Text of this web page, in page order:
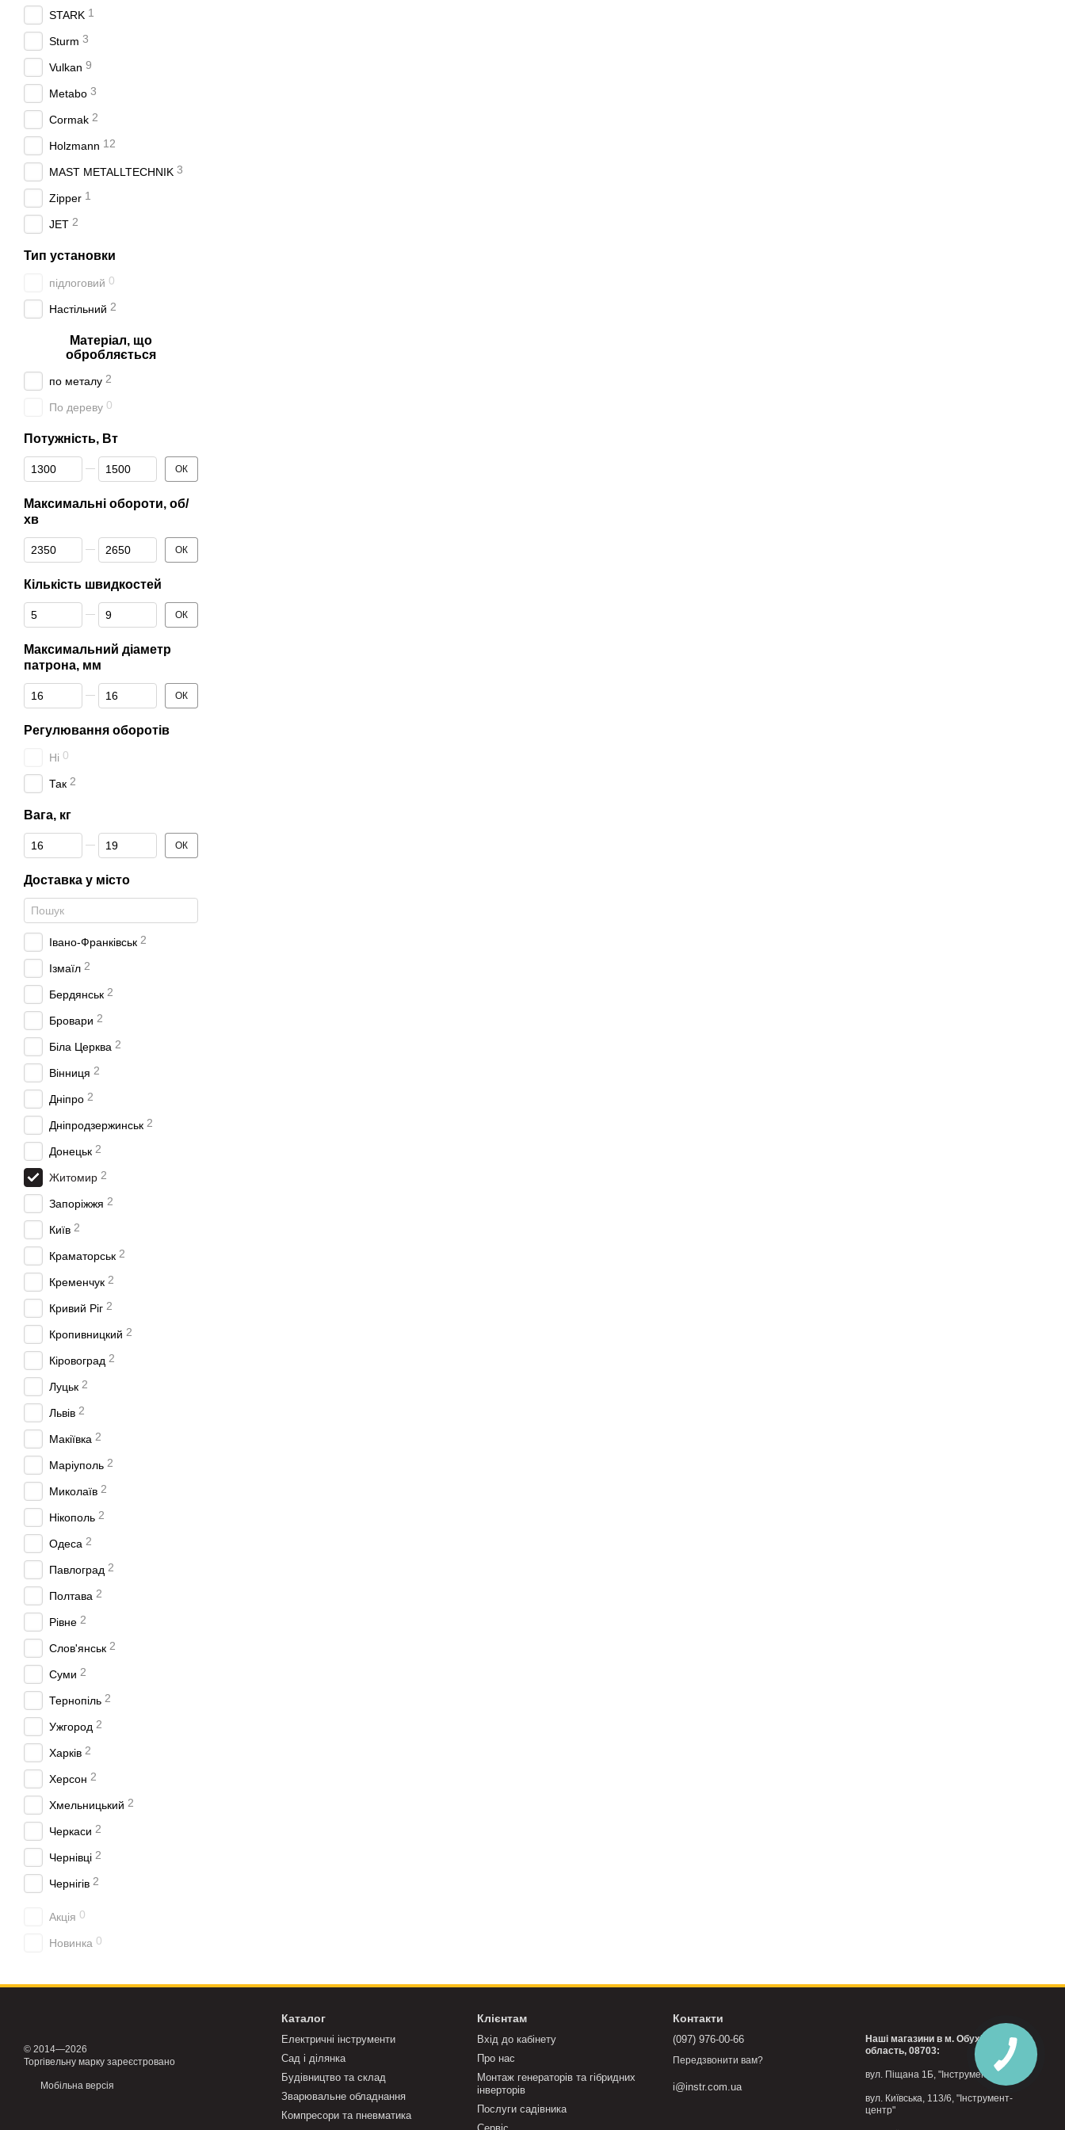
STARK 1
Sturm 3
Vulkan 9
Metabo 3
Cormak 2
Holzmann 12
MAST METALLTECHNIK 3
Zipper 1
JET 2
Тип установки
підлоговий 0
Настільний 2
Матеріал, що
обробляється
по металу 2
По дереву 0
Потужність, Вт
Від Потужність, Вт
До Потужність, Вт ОК
Максимальні обороти, об/
хв
Від Максимальні обороти, об/хв
До Максимальні обороти, об/хв
ОК
Кількість швидкостей
Від Кількість швидкостей
До Кількість швидкостей ОК
Максимальний діаметр
патрона, мм
Від Максимальний діаметр патрона, мм
До Максимальний діаметр патрона, мм
ОК
Регулювання оборотів
Ні 0
Так 2
Вага, кг
Від Вага, кг
До Вага, кг ОК
Доставка у місто
Івано-Франківськ 2
Ізмаїл 2
Бердянськ 2
Бровари 2
Біла Церква 2
Вінниця 2
Дніпро 2
Дніпродзержинськ 2
Донецьк 2
Житомир 2
Запоріжжя 2
Київ 2
Краматорськ 2
Кременчук 2
Кривий Ріг 2
Кропивницкий 2
Кіровоград 2
Луцьк 2
Львів 2
Макіївка 2
Маріуполь 2
Миколаїв 2
Нікополь 2
Одеса 2
Павлоград 2
Полтава 2
Рівне 2
Слов'янськ 2
Суми 2
Тернопіль 2
Ужгород 2
Харків 2
Херсон 2
Хмельницький 2
Черкаси 2
Чернівці 2
Чернігів 2
Акція 0
Новинка 0
© 2014—2026
Торгівельну марку зареєстровано
Мобільна версія
Каталог
Електричні інструменти
Сад і ділянка
Будівництво та склад
Зварювальне обладнання
Компресори та пневматика
Клієнтам
Вхід до кабінету
Про нас
Монтаж генераторів та гібридних
інверторів
Послуги садівника
Контакти
(097) 976-00-66
Передзвонити вам?
i@instr.com.ua
Наші магазини в м. Обухів, Київська
область, 08703:
вул. Піщана 1Б, "Інструмент-центр"
вул. Київська, 113/6, "Інструмент-
центр"